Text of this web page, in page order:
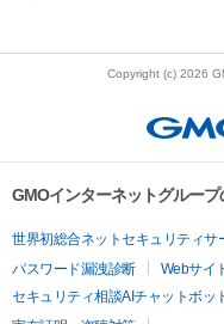
Copyright (c) 2026
GMOインターネットグルー
世界初総合ネットセキュリティサ
パスワード漏洩診断
Webサイ
セキュリティ相談AIチャットボッ